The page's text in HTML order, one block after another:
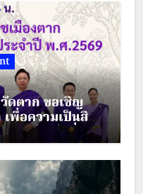
ดตาก ขอเชิญ
พื่อความเป็นสิริ
ระหว่างวันที่ 28